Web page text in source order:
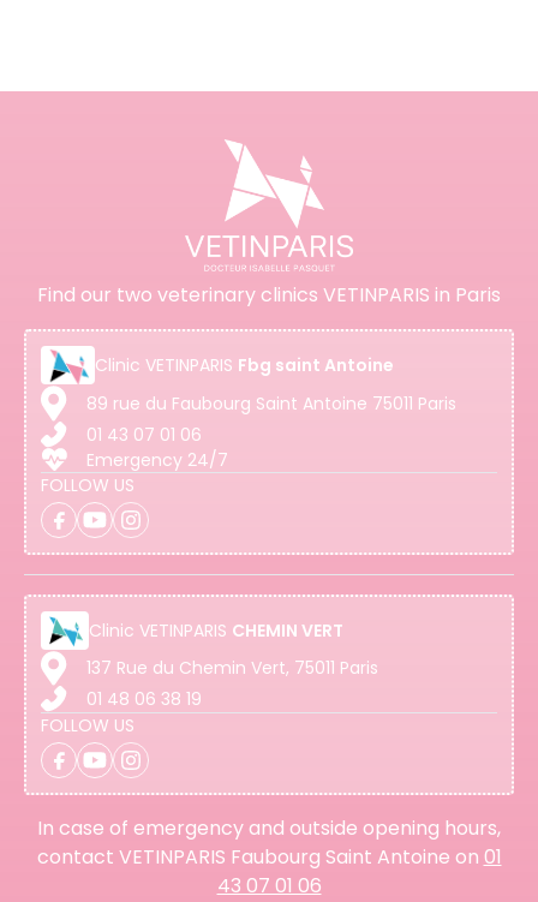
Find our two veterinary clinics VETINPARIS in Paris
Clinic VETINPARIS Fbg saint Antoine
89 rue du Faubourg Saint Antoine 75011 Paris
01 43 07 01 06
Emergency 24/7
FOLLOW US
Clinic VETINPARIS CHEMIN VERT
137 Rue du Chemin Vert, 75011 Paris
01 48 06 38 19
FOLLOW US
In case of emergency and outside opening hours,
contact VETINPARIS Faubourg Saint Antoine on 01
43 07 01 06